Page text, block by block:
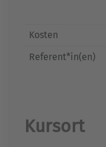
Kosten
Referent*in(en)
Kursort